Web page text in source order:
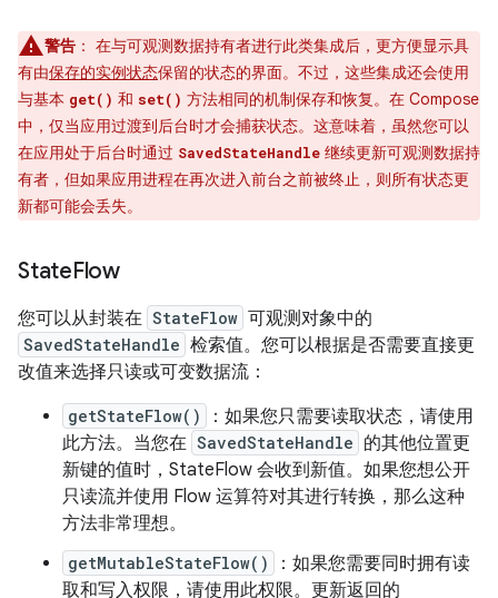
警告 ： 在与可观测数据持有者进行此类集成后，更方便显示具
有由保存的实例状态保留的状态的界面。不过，这些集成还会使用
与基本 get() 和 set() 方法相同的机制保存和恢复。在 Compose
中，仅当应用过渡到后台时才会捕获状态。这意味着，虽然您可以
在应用处于后台时通过 SavedStateHandle 继续更新可观测数据持
有者，但如果应用进程在再次进入前台之前被终止，则所有状态更
新都可能会丢失。
StateFlow
您可以从封装在 StateFlow 可观测对象中的
SavedStateHandle 检索值。您可以根据是否需要直接更
改值来选择只读或可变数据流：
getStateFlow()
：如果您只需要读取状态，请使用
此方法。当您在 SavedStateHandle 的其他位置更
新键的值时，StateFlow 会收到新值。如果您想公开
只读流并使用 Flow 运算符对其进行转换，那么这种
方法非常理想。
getMutableStateFlow()
：如果您需要同时拥有读
取和写入权限，请使用此权限。更新返回的